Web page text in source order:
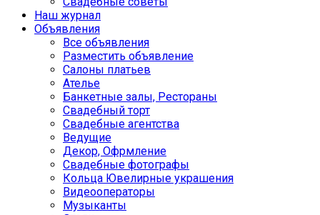
Наш журнал
Объявления
Все объявления
Разместить объявление
Салоны платьев
Ателье
Банкетные залы, Рестораны
Свадебный торт
Свадебные агентства
Ведущие
Декор, Офрмление
Свадебные фотографы
Кольца Ювелирные украшения
Видеооператоры
Музыканты